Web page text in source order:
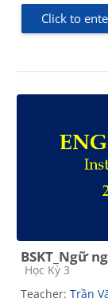
Click to
BSKT_Ngữ
Course category
Học Kỳ 3
Teacher: Trần